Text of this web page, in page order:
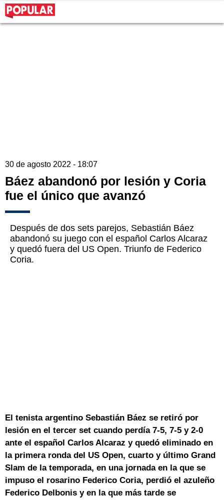
30 de agosto 2022 - 18:07
Báez abandonó por lesión y Coria
fue el único que avanzó
Después de dos sets parejos, Sebastián Báez
abandonó su juego con el español Carlos Alcaraz
y quedó fuera del US Open. Triunfo de Federico
Coria.
El tenista argentino Sebastián Báez se retiró por
lesión en el tercer set cuando perdía 7-5, 7-5 y 2-0
ante el español Carlos Alcaraz y quedó eliminado en
la primera ronda del US Open, cuarto y último Grand
Slam de la temporada, en una jornada en la que se
impuso el rosarino Federico Coria, perdió el azuleño
Federico Delbonis y en la que más tarde se